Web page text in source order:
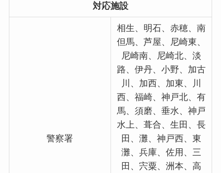
対応施設
警察署
相生、明石、赤穂、南
但馬、芦屋、尼崎東、
尼崎南、尼崎北、淡
路、伊丹、小野、加古
川、加西、加東、川
西、福崎、神戸北、有
馬、須磨、垂水、神戸
水上、葺合、生田、長
田、灘、神戸西、東
灘、兵庫、佐用、三
田、宍粟、洲本、高